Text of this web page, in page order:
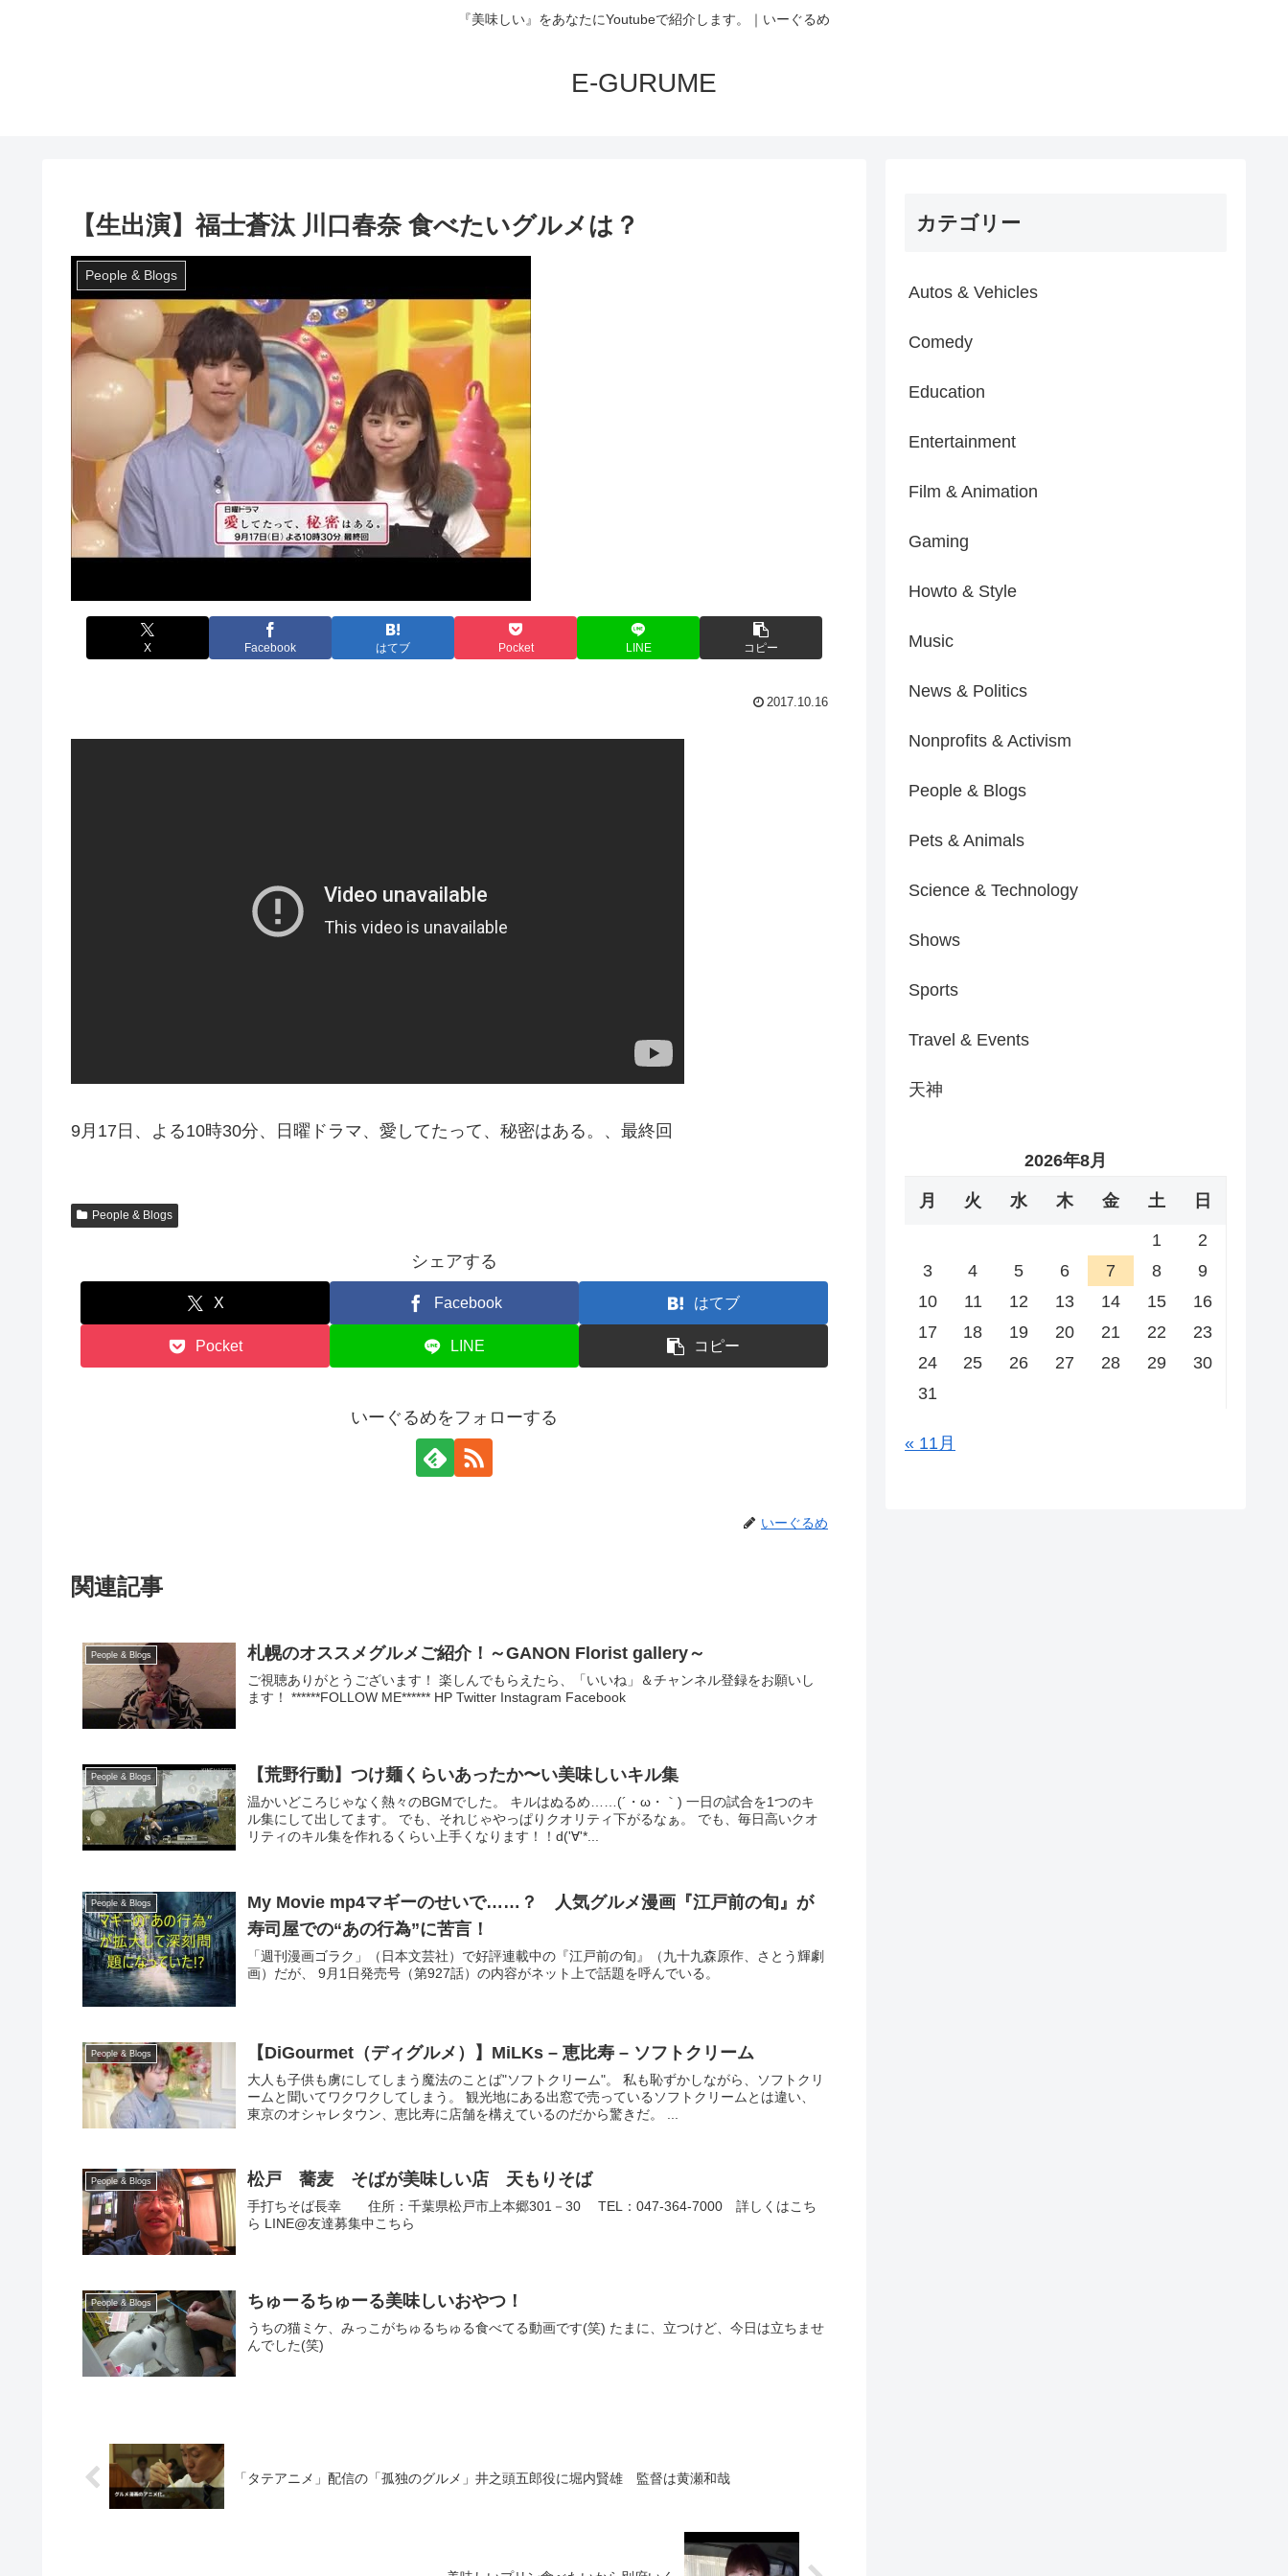
『美味しい』をあなたにYoutubeで紹介します。｜いーぐるめ
E-GURUME
【生出演】福士蒼汰 川口春奈 食べたいグルメは？
People & Blogs
X Facebook はてブ Pocket LINE コピー
2017.10.16
9月17日、よる10時30分、日曜ドラマ、愛してたって、秘密はある。、最終回
People & Blogs
シェアする
X Facebook はてブ
Pocket LINE コピー
いーぐるめをフォローする
いーぐるめ
関連記事
People & Blogs 札幌のオススメグルメご紹介！～GANON Florist gallery～
ご視聴ありがとうございます！ 楽しんでもらえたら、「いいね」＆チャンネル登録をお願いし
ます！ ******FOLLOW ME****** HP Twitter Instagram Facebook
People & Blogs 【荒野行動】つけ麺くらいあったか〜い美味しいキル集
温かいどころじゃなく熱々のBGMでした。 キルはぬるめ……(´・ω・｀) 一日の試合を1つのキ
ル集にして出してます。 でも、それじゃやっぱりクオリティ下がるなぁ。 でも、毎日高いクオ
リティのキル集を作れるくらい上手くなります！！d('∀'*...
People & Blogs
My Movie mp4マギーのせいで……？ 人気グルメ漫画『江戸前の旬』が
寿司屋での“あの行為”に苦言！
「週刊漫画ゴラク」（日本文芸社）で好評連載中の『江戸前の旬』（九十九森原作、さとう輝劇
画）だが、 9月1日発売号（第927話）の内容がネット上で話題を呼んでいる。
People & Blogs 【DiGourmet（ディグルメ）】MiLKs – 恵比寿 – ソフトクリーム
大人も子供も虜にしてしまう魔法のことば"ソフトクリーム"。 私も恥ずかしながら、ソフトクリ
ームと聞いてワクワクしてしまう。 観光地にある出窓で売っているソフトクリームとは違い、
東京のオシャレタウン、恵比寿に店舗を構えているのだから驚きだ。 ...
People & Blogs 松戸 蕎麦 そばが美味しい店 天もりそば
手打ちそば長幸 住所：千葉県松戸市上本郷301－30 TEL：047-364-7000 詳しくはこち
ら LINE@友達募集中こちら
People & Blogs ちゅーるちゅーる美味しいおやつ！
うちの猫ミケ、みっこがちゅるちゅる食べてる動画です(笑) たまに、立つけど、今日は立ちませ
んでした(笑)
「タテアニメ」配信の「孤独のグルメ」井之頭五郎役に堀内賢雄 監督は黄瀬和哉
カテゴリー
Autos & Vehicles
Comedy
Education
Entertainment
Film & Animation
Gaming
Howto & Style
Music
News & Politics
Nonprofits & Activism
People & Blogs
Pets & Animals
Science & Technology
Shows
Sports
Travel & Events
天神
2026年8月
月 火 水 木 金 土 日
1
2
3
4 5 6 7 8
9
10
11 12 13 14 15
16
17
18 19 20 21 22
23
24
25 26 27 28 29
30
31
« 11月